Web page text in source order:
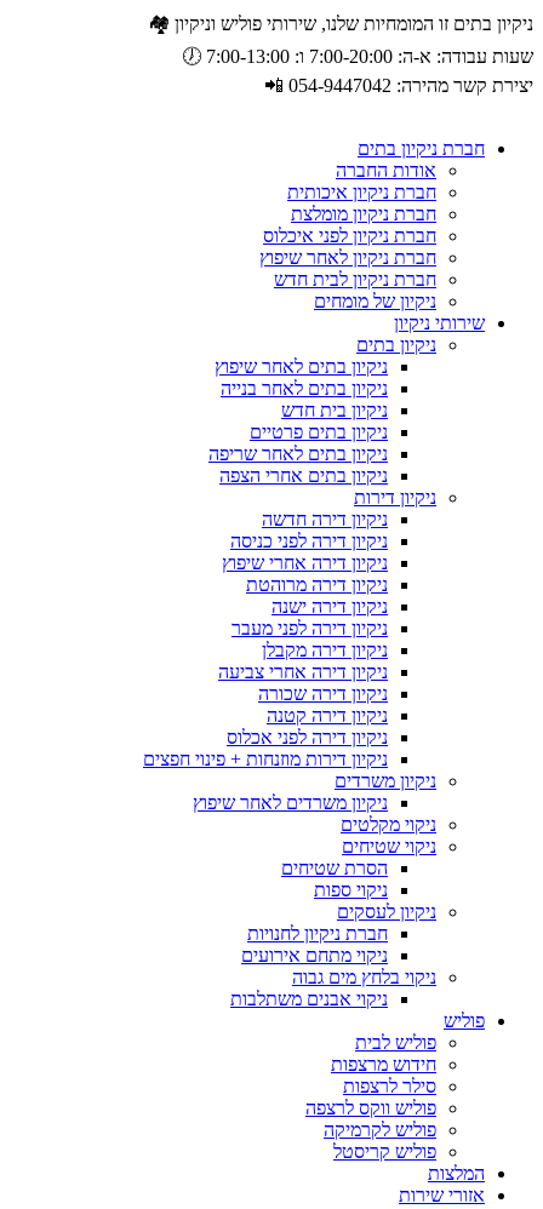
ניקיון בתים זו המומחיות שלנו, שירותי פוליש וניקיון 🏘️
שעות עבודה: א-ה: 7:00-20:00 ו: 7:00-13:00 🕖
יצירת קשר מהירה: 054-9447042 📲
חברת ניקיון בתים
אודות החברה
חברת ניקיון איכותית
חברת ניקיון מומלצת
חברת ניקיון לפני איכלוס
חברת ניקיון לאחר שיפוץ
חברת ניקיון לבית חדש
ניקיון של מומחים
שירותי ניקיון
ניקיון בתים
ניקיון בתים לאחר שיפוץ
ניקיון בתים לאחר בנייה
ניקיון בית חדש
ניקיון בתים פרטיים
ניקיון בתים לאחר שריפה
ניקיון בתים אחרי הצפה
ניקיון דירות
ניקיון דירה חדשה
ניקיון דירה לפני כניסה
ניקיון דירה אחרי שיפוץ
ניקיון דירה מרוהטת
ניקיון דירה ישנה
ניקיון דירה לפני מעבר
ניקיון דירה מקבלן
ניקיון דירה אחרי צביעה
ניקיון דירה שכורה
ניקיון דירה קטנה
ניקיון דירה לפני אכלוס
ניקיון דירות מוזנחות + פינוי חפצים
ניקיון משרדים
ניקיון משרדים לאחר שיפוץ
ניקוי מקלטים
ניקוי שטיחים
הסרת שטיחים
ניקוי ספות
ניקיון לעסקים
חברת ניקיון לחנויות
ניקוי מתחם אירועים
ניקוי בלחץ מים גבוה
ניקוי אבנים משתלבות
פוליש
פוליש לבית
חידוש מרצפות
סילר לרצפות
פוליש ווקס לרצפה
פוליש לקרמיקה
פוליש קריסטל
המלצות
אזורי שירות